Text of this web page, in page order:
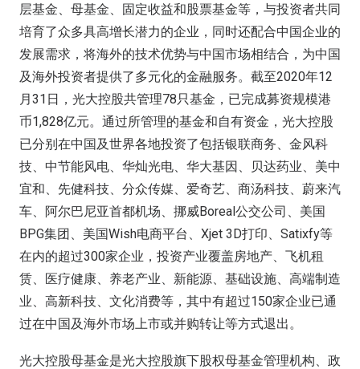
层基金、母基金、固定收益和股票基金等，与投资者共同
培育了众多具高增长潜力的企业，同时还配合中国企业的
发展需求，将海外的技术优势与中国市场相结合，为中国
及海外投资者提供了多元化的金融服务。截至2020年12
月31日，光大控股共管理78只基金，已完成募资规模港
币1,828亿元。通过所管理的基金和自有资金，光大控股
已分别在中国及世界各地投资了包括银联商务、金风科
技、中节能风电、华灿光电、华大基因、贝达药业、美中
宜和、先健科技、分众传媒、爱奇艺、商汤科技、蔚来汽
车、阿尔巴尼亚首都机场、挪威Boreal公交公司、美国
BPG集团、美国Wish电商平台、Xjet 3D打印、Satixfy等
在内的超过300家企业，投资产业覆盖房地产、飞机租
赁、医疗健康、养老产业、新能源、基础设施、高端制造
业、高新科技、文化消费等，其中有超过150家企业已通
过在中国及海外市场上市或并购转让等方式退出。
光大控股母基金是光大控股旗下股权母基金管理机构、政